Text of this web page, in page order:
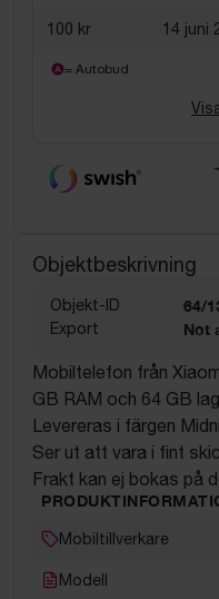
100 kr 14 juni
= Autobud
Objektbeskrivning
Objekt-ID 64/
Export Not
Mobiltelefon från
GB RAM och 64 GB
Levereras i färgen
Ser ut att vara i fint
Frakt kan ej bokas på
Mobiltillverkare
Modell